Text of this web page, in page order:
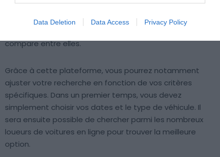
Data Deletion Data Access Privacy Policy
nous vous recommandons d’utiliser un comparateur de
prix comme Rentalcars. Ce dernier regroupe toutes les
compare entre elles.
Grâce à cette plateforme, vous pourrez notamment
ajuster votre recherche en fonction de vos critères
spécifiques. Dans un premier temps, vous devez
simplement choisir vos dates et le type de véhicule. Il
sera ensuite possible de chercher parmi les nombreux
loueurs de voitures en ligne pour trouver la meilleure
option.